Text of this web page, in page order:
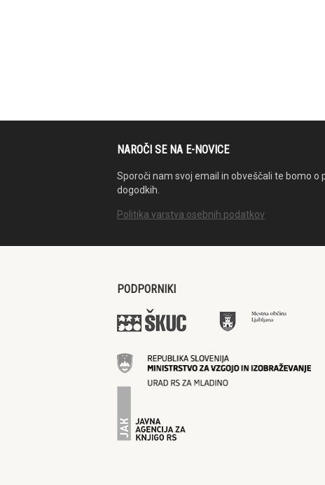
NAROČI SE NA E-NOVICE
Sporoči nam svoj email in obveščali te bomo o
dogodkih.
Politika varstva osebnih podatkov
PODPORNIKI